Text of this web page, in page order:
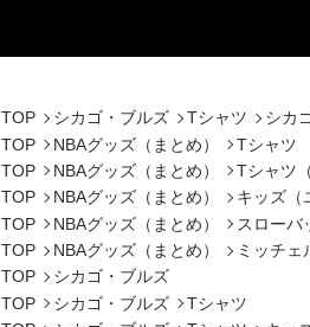
TOP シカゴ・ブルズ Tシャツ
シカ
TOP
NBAグッズ（まとめ）
Tシャツ
TOP
NBAグッズ（まとめ）
Tシャツ
TOP
NBAグッズ（まとめ）
キッズ（
TOP
NBAグッズ（まとめ）
スローバ
TOP
NBAグッズ（まとめ）
ミッチェ
TOP
シカゴ・ブルズ
TOP
シカゴ・ブルズ
Tシャツ